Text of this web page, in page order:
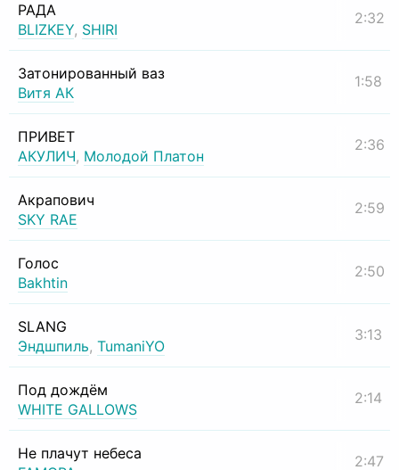
РАДА
BLIZKEY, SHIRI
2:32
Затонированный ваз
Витя АК
1:58
ПРИВЕТ
АКУЛИЧ, Молодой Платон
2:36
Акрапович
SKY RAE
2:59
Голос
Bakhtin
2:50
SLANG
Эндшпиль, TumaniYO
3:13
Под дождём
WHITE GALLOWS
2:14
Не плачут небеса
2:47